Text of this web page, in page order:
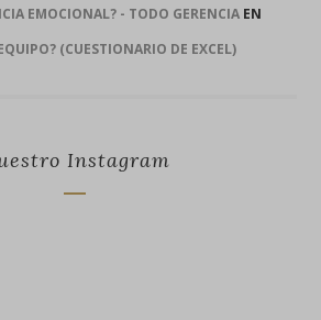
EMOCIONAL? - TODO GERENCIA EN
(CUESTIONARIO DE EXCEL)
Instagram